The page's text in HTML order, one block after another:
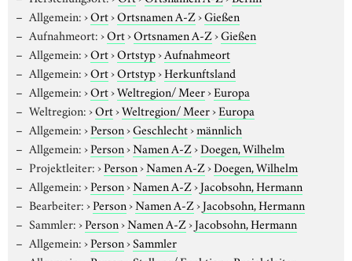
Allgemein:›Ort›Ortsnamen A-Z›Gießen
Aufnahmeort:›Ort›Ortsnamen A-Z›Gießen
Allgemein:›Ort›Ortstyp›Aufnahmeort
Allgemein:›Ort›Ortstyp›Herkunftsland
Allgemein:›Ort›Weltregion/ Meer›Europa
Weltregion:›Ort›Weltregion/ Meer›Europa
Allgemein:›Person›Geschlecht›männlich
Allgemein:›Person›Namen A-Z›Doegen, Wilhelm
Projektleiter:›Person›Namen A-Z›Doegen, Wilhelm
Allgemein:›Person›Namen A-Z›Jacobsohn, Hermann
Bearbeiter:›Person›Namen A-Z›Jacobsohn, Hermann
Sammler:›Person›Namen A-Z›Jacobsohn, Hermann
Allgemein:›Person›Sammler